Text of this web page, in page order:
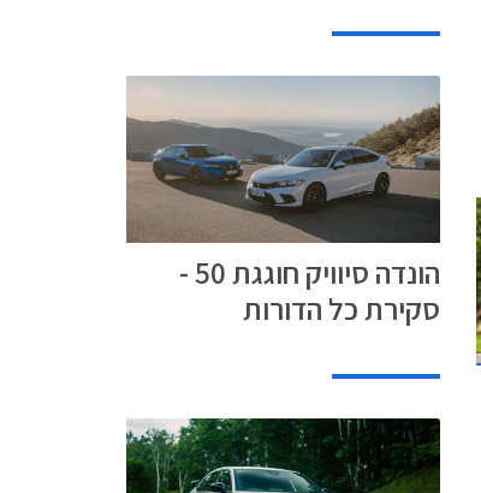
הונדה סיוויק חוגגת 50 -
סקירת כל הדורות